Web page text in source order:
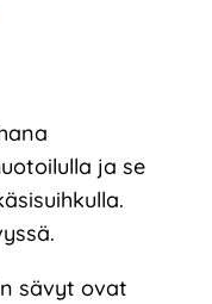
ja se
sävyt ovat